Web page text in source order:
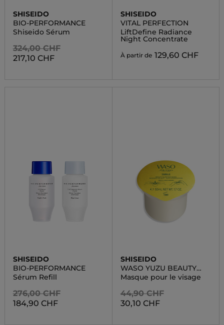
SHISEIDO
BIO-PERFORMANCE
Shiseido Sérum
324,00 CHF
217,10 CHF
SHISEIDO
VITAL PERFECTION
LiftDefine Radiance
Night Concentrate
À partir de 129,60 CHF
SHISEIDO
BIO-PERFORMANCE
Sérum Refill
276,00 CHF
184,90 CHF
SHISEIDO
WASO YUZU BEAUTY
SLEEPING MASK
Masque pour le visage
44,90 CHF
30,10 CHF